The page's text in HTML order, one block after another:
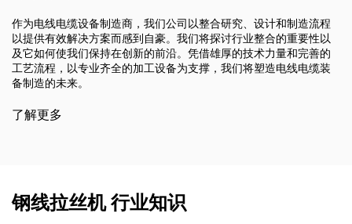
、设计和制造流程
业整合的重要性以
技术力量和完善的
将塑造电线电缆装
我们集研究、设计和制造工艺于一体，在强
备的支持下，使我们能够推动创新并提供有
方案。我们致力于突破可能的界限，塑造行
不断变化的需求。请继续关注，我们将继续
钢线拉丝机 行业知识